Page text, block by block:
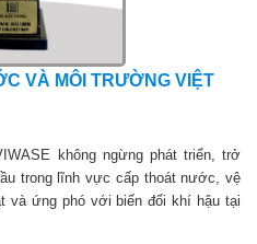
VÀ MÔI TRƯỜNG VIỆT
không ngừng phát triển, trở
trong lĩnh vực cấp thoát nước, vệ
và ứng phó với biến đổi khí hậu tại